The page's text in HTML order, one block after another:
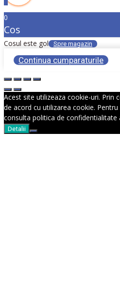
0
Cos
Cosul este gol Spre magazin
Continua cumparaturile
Acest site utilizeaza cookie-uri. Prin
de acord cu utilizarea cookie.
consulta politica de confidentialitate
Detalii